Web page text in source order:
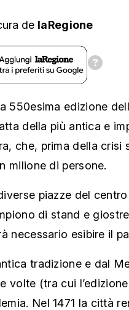
de laRegione
550esima edizione
della più antica e
che, prima della crisi
milione di persone.
piazze del
di stand e
necessario esibire il
tradizione e dal
volte (tra cui
Nel 1471 la città